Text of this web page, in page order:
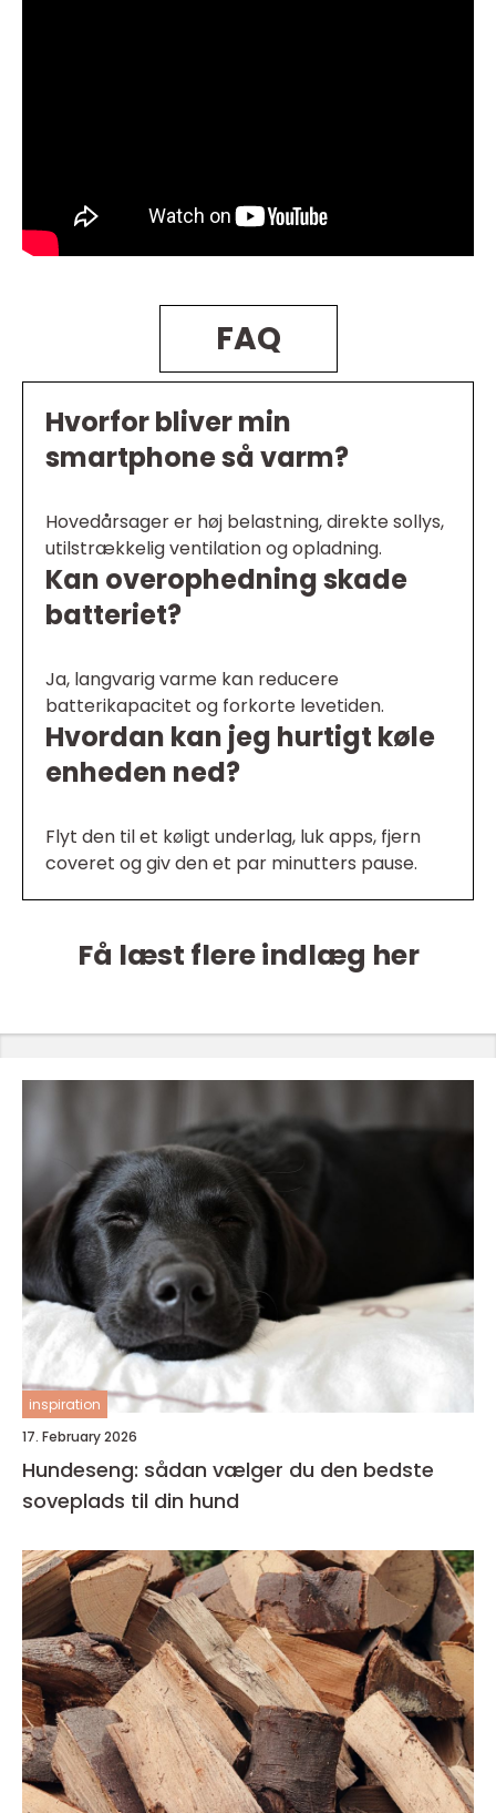
FAQ
Hvorfor bliver min
smartphone så varm?
Hovedårsager er høj belastning, direkte sollys,
utilstrækkelig ventilation og opladning.
Kan overophedning skade
batteriet?
Ja, langvarig varme kan reducere
batterikapacitet og forkorte levetiden.
Hvordan kan jeg hurtigt køle
enheden ned?
Flyt den til et køligt underlag, luk apps, fjern
coveret og giv den et par minutters pause.
Få læst flere indlæg her
inspiration
17. February 2026
Hundeseng: sådan vælger du den bedste
soveplads til din hund